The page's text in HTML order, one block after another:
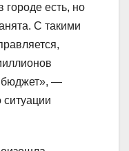
есть, но
С такими
бюджет», —
ситуации